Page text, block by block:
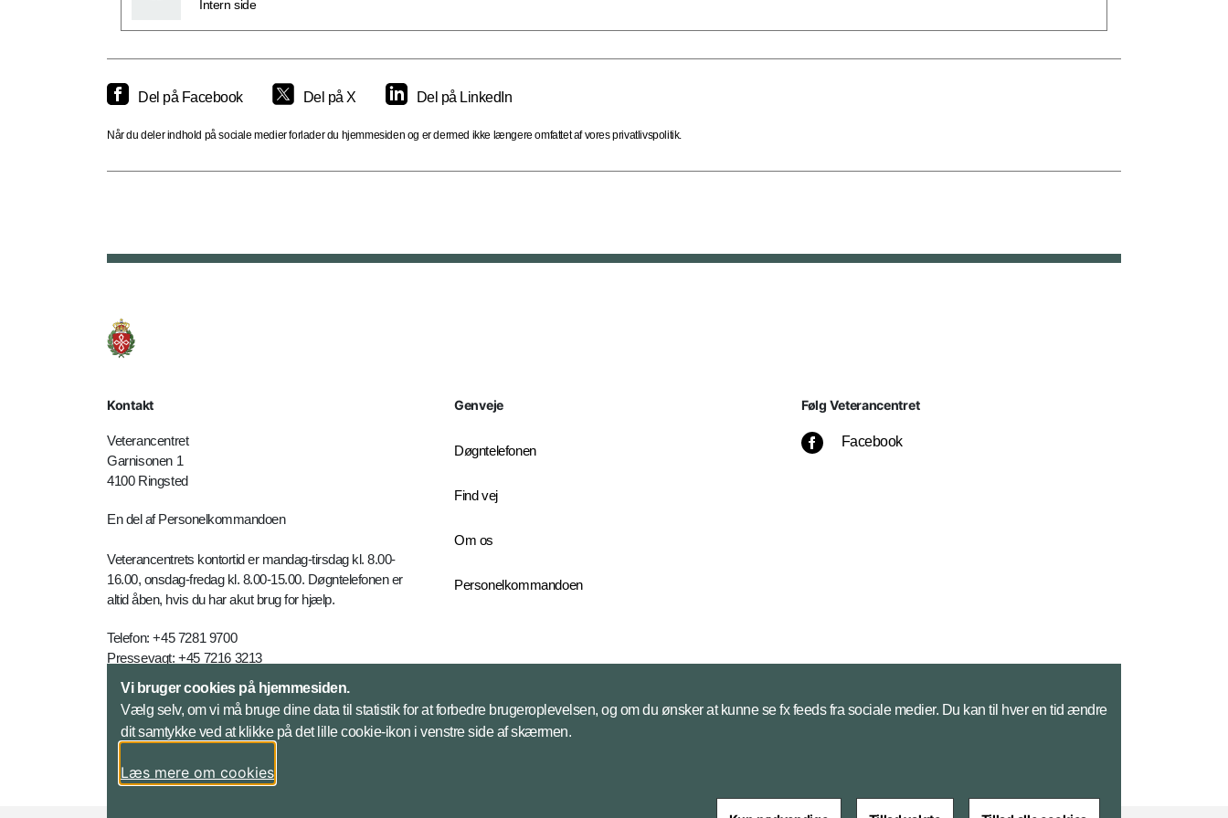
Intern side
Del på Facebook Del på X Del på LinkedIn
Når du deler indhold på sociale medier forlader du hjemmesiden og er dermed ikke længere omfattet af vores privatlivspolitik.
Kontakt
Veterancentret
Garnisonen 1
4100 Ringsted
En del af Personelkommandoen
Veterancentrets kontortid er mandag-tirsdag kl. 8.00-
16.00, onsdag-fredag kl. 8.00-15.00. Døgntelefonen er
altid åben, hvis du har akut brug for hjælp.
Telefon: +45 7281 9700
Pressevagt: +45 7216 3213
vetc-myn@mil.dk
Kontakt
Genveje
Døgntelefonen
Find vej
Om os
Personelkommandoen
Følg Veterancentret
Facebook
Vi bruger cookies på hjemmesiden.
Vælg selv, om vi må bruge dine data til statistik for at forbedre brugeroplevelsen, og om du ønsker at kunne se fx feeds fra sociale medier. Du kan til hver en tid ændre
dit samtykke ved at klikke på det lille cookie-ikon i venstre side af skærmen.
Læs mere om cookies